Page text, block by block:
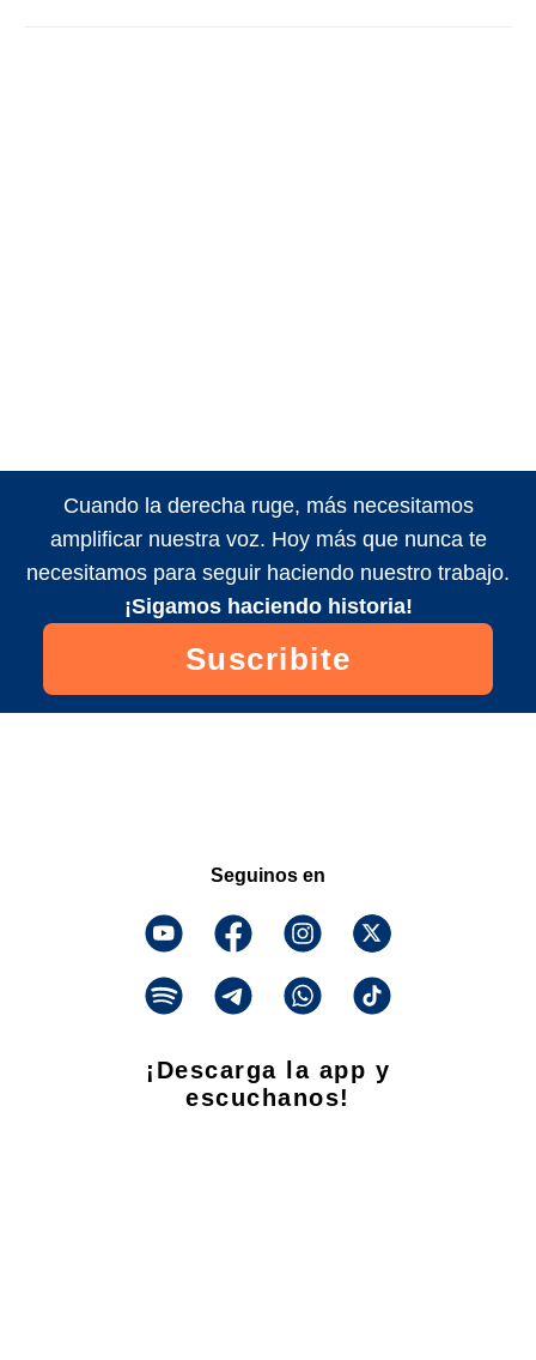
Cuando la derecha ruge, más necesitamos
amplificar nuestra voz. Hoy más que nunca te
necesitamos para seguir haciendo nuestro trabajo.
¡Sigamos haciendo historia!
Suscribite
Seguinos en
¡Descarga la app y
escuchanos!